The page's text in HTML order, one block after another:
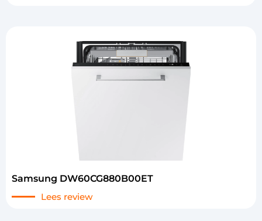
Samsung DW60CG880B00ET
Lees review